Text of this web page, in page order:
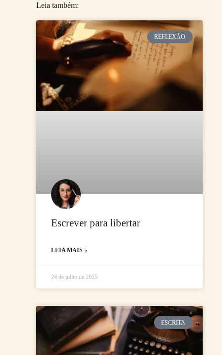
Leia também:
REFLEXÃO
Escrever para libertar
LEIA MAIS »
24 de julho de 2025
ESCRITA